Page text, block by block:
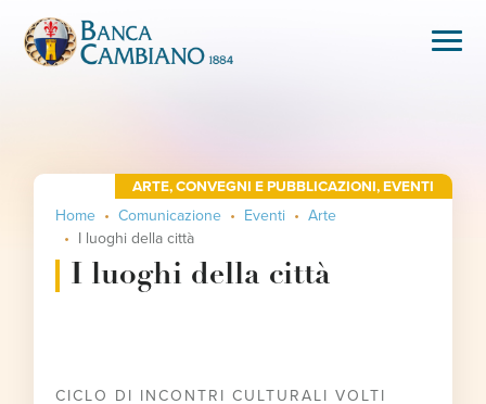
Home Comunicazione Eventi
Arte
I luoghi della città
I luoghi della città
ARTE,CONVEGNI E PUBBLICAZIONI,EVENTI
CICLO DI INCONTRI CULTURALI VOLTI